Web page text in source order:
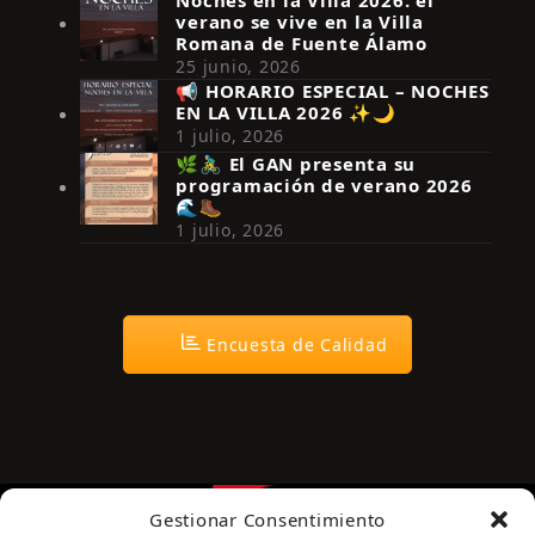
Gestionar Consentimiento
Síguenos en Instagram
verano se vive en la Villa
Romana de Fuente Álamo
25 junio, 2026
📢 HORARIO ESPECIAL – NOCHES
EN LA VILLA 2026 ✨🌙
1 julio, 2026
🌿🚴‍♂️ El GAN presenta su
programación de verano 2026
🌊🥾
1 julio, 2026
Encuesta de Calidad